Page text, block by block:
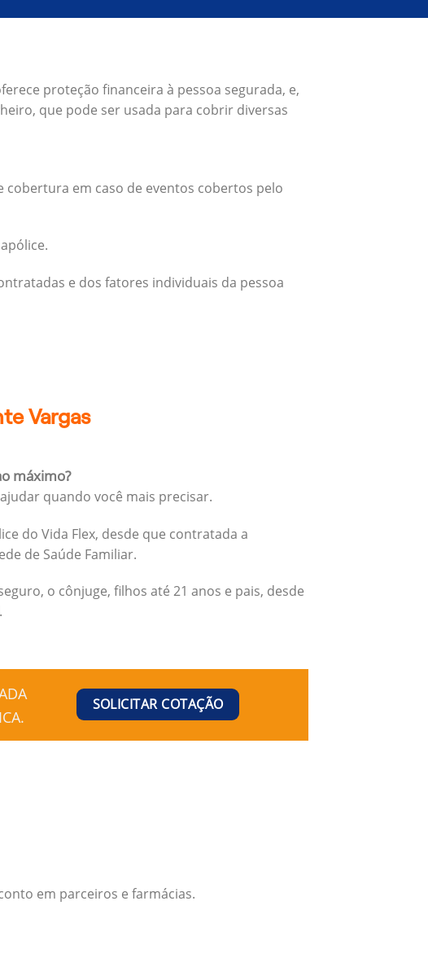
proteção financeira à pessoa segurada, e,
que pode ser usada para cobrir diversas
em caso de eventos cobertos pelo
e dos fatores individuais da pessoa
Vargas
máximo?
quando você mais precisar.
do Vida Flex, desde que contratada a
de Saúde Familiar.
o cônjuge, filhos até 21 anos e pais, desde
SOLICITAR COTAÇÃO
em parceiros e farmácias.